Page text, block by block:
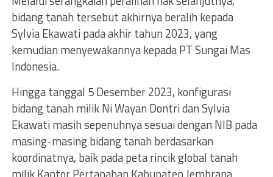
bidang tanah tersebut akhirnya beralih kepada
Sylvia Ekawati pada akhir tahun 2023, yang
kemudian menyewakannya kepada PT Sungai Mas
Indonesia.
Hingga tanggal 5 Desember 2023, konfigurasi
bidang tanah milik Ni Wayan Dontri dan Sylvia
Ekawati masih sepenuhnya sesuai dengan NIB pada
masing-masing bidang tanah berdasarkan
koordinatnya, baik pada peta rincik global tanah